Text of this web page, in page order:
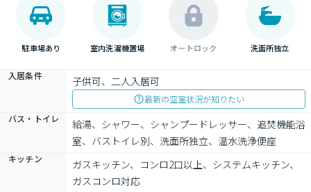
駐車場あり 室内洗濯機置場 オートロック 洗面所独立
入居条件 子供可、二人入居可
最新の空室状況が知りたい
バス・トイレ
給湯、シャワー、シャンプードレッサー、追焚機能浴
室、バストイレ別、洗面所独立、温水洗浄便座
キッチン
ガスキッチン、コンロ2口以上、システムキッチン、
ガスコンロ対応